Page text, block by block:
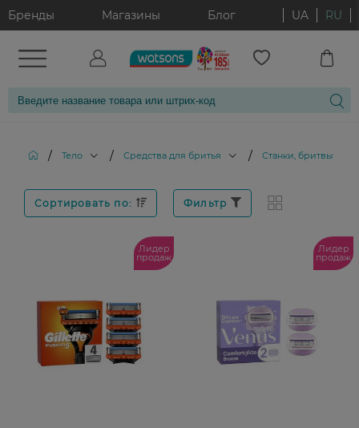
Бренды Магазины Блог UA RU
/ Тело / Средства для бритья / Станки, бритвы и
Сортировать по: Фильтр
Лидер
продаж
Лидер
продаж